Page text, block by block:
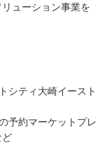
ューション事業を
シティ大崎イースト
予約マーケットプレ
ど